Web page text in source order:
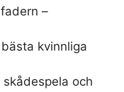
–
kvinnliga
och